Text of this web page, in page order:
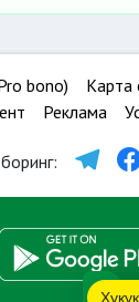
bono) Карта
Реклама